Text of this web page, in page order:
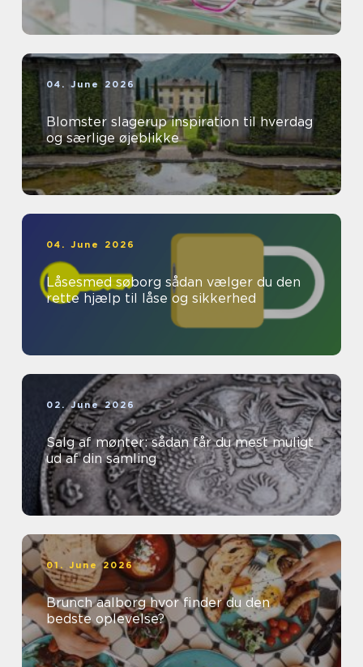
04. June 2026
Blomster slagerup inspiration til hverdag
og særlige øjeblikke
04. June 2026
Låsesmed søborg sådan vælger du den
rette hjælp til låse og sikkerhed
02. June 2026
Salg af mønter: sådan får du mest muligt
ud af din samling
01. June 2026
Brunch aalborg hvor finder du den
bedste oplevelse?